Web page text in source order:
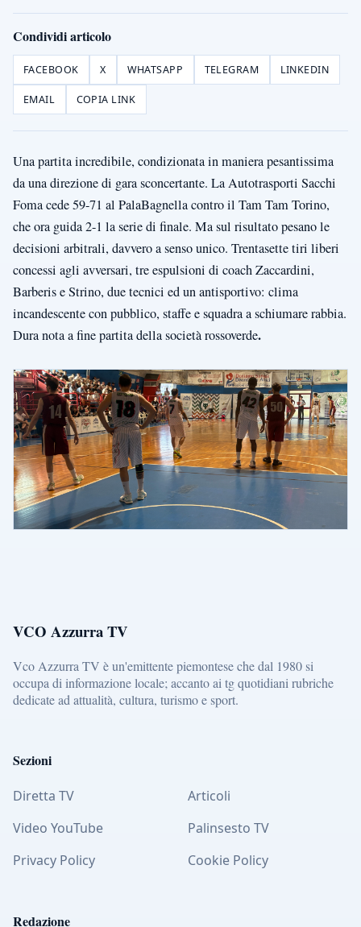
Condividi articolo
FACEBOOK X WHATSAPP TELEGRAM LINKEDIN
EMAIL COPIA LINK
Una partita incredibile, condizionata in maniera pesantissima
da una direzione di gara sconcertante. La Autotrasporti Sacchi
Foma cede 59-71 al PalaBagnella contro il Tam Tam Torino,
che ora guida 2-1 la serie di finale. Ma sul risultato pesano le
decisioni arbitrali, davvero a senso unico. Trentasette tiri liberi
concessi agli avversari, tre espulsioni di coach Zaccardini,
Barberis e Strino, due tecnici ed un antisportivo: clima
incandescente con pubblico, staffe e squadra a schiumare rabbia.
Dura nota a fine partita della società rossoverde.
VCO Azzurra TV
Vco Azzurra TV è un'emittente piemontese che dal 1980 si
occupa di informazione locale; accanto ai tg quotidiani rubriche
dedicate ad attualità, cultura, turismo e sport.
Sezioni
Diretta TV
Articoli
Video YouTube
Palinsesto TV
Privacy Policy
Cookie Policy
Redazione